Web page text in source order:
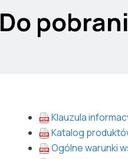
Do
Klauzula
Katalog
Ogólne warunki